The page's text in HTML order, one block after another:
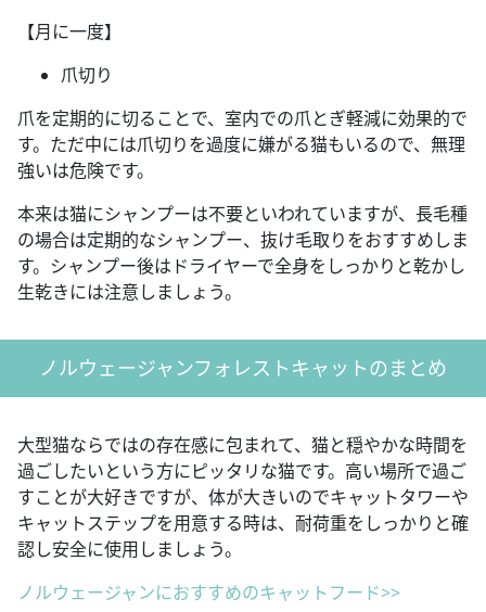
【月に一度】
爪切り
爪を定期的に切ることで、室内での爪とぎ軽減に効果的で
す。ただ中には爪切りを過度に嫌がる猫もいるので、無理
強いは危険です。
本来は猫にシャンプーは不要といわれていますが、長毛種
の場合は定期的なシャンプー、抜け毛取りをおすすめしま
す。シャンプー後はドライヤーで全身をしっかりと乾かし
生乾きには注意しましょう。
ノルウェージャンフォレストキャットのまとめ
大型猫ならではの存在感に包まれて、猫と穏やかな時間を
過ごしたいという方にピッタリな猫です。高い場所で過ご
すことが大好きですが、体が大きいのでキャットタワーや
キャットステップを用意する時は、耐荷重をしっかりと確
認し安全に使用しましょう。
ノルウェージャンにおすすめのキャットフード>>